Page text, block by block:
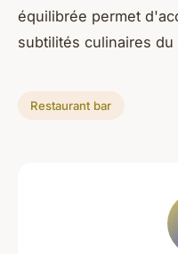
équilibrée permet
subtilités culinaires du
Restaurant bar